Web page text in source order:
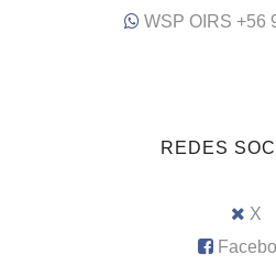
WSP OIRS +56
REDES
X